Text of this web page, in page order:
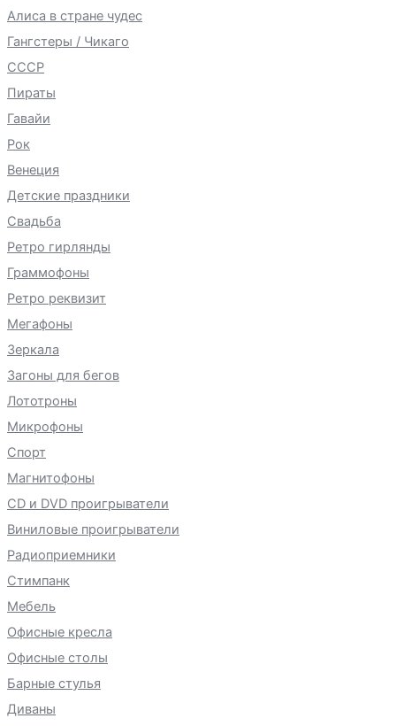
Алиса в стране чудес
Гангстеры / Чикаго
СССР
Пираты
Гавайи
Рок
Венеция
Детские праздники
Свадьба
Ретро гирлянды
Граммофоны
Ретро реквизит
Мегафоны
Зеркала
Загоны для бегов
Лототроны
Микрофоны
Спорт
Магнитофоны
CD и DVD проигрыватели
Виниловые проигрыватели
Радиоприемники
Стимпанк
Мебель
Офисные кресла
Офисные столы
Барные стулья
Диваны